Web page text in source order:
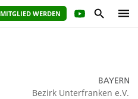
MITGLIED WERDEN
Bezirk Unterfranken e.V.